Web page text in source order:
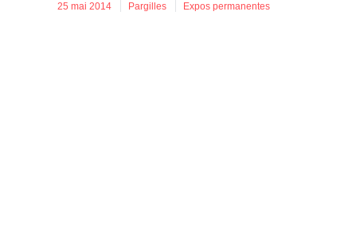
25 mai 2014 Pargilles Expos permanentes